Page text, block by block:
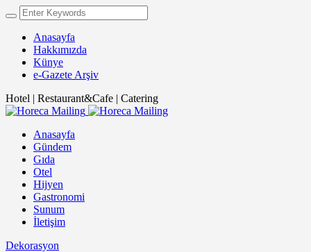
Anasayfa
Hakkımızda
Künye
e-Gazete Arşiv
Hotel | Restaurant&Cafe | Catering
Anasayfa
Gündem
Gıda
Otel
Hijyen
Gastronomi
Sunum
İletişim
Dekorasyon